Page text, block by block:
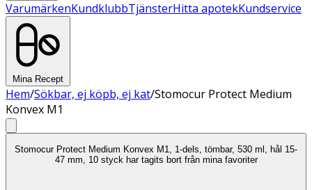
VarumärkenKundklubbTjänsterHitta apotekKundservice
Mina Recept
Hem/Sökbar, ej köpb, ej kat/Stomocur Protect Medium
Konvex M1
Stomocur Protect Medium Konvex M1, 1-dels, tömbar, 530 ml, hål 15-
47 mm, 10 styck har tagits bort från mina favoriter